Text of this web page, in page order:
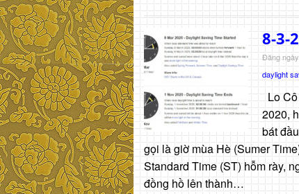
8-3-
Đăng
daylight
Lo
2020,
bát
gọi là giờ mùa Hè (Sumer
Standard Time (ST) hỗm rày,
đồng hồ lên thành…